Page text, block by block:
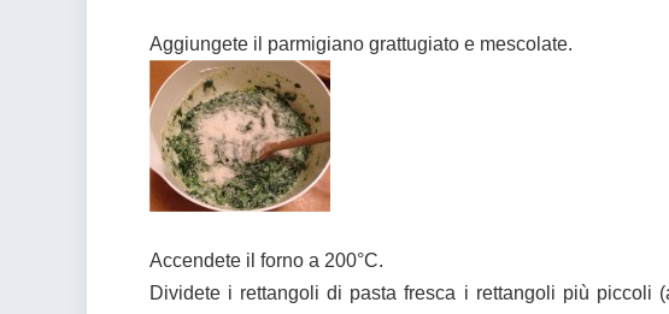
Aggiungete il parmigiano grattugiato e mescolate.
Accendete il forno a 200°C.
Dividete i rettangoli di pasta fresca i rettangoli più piccoli